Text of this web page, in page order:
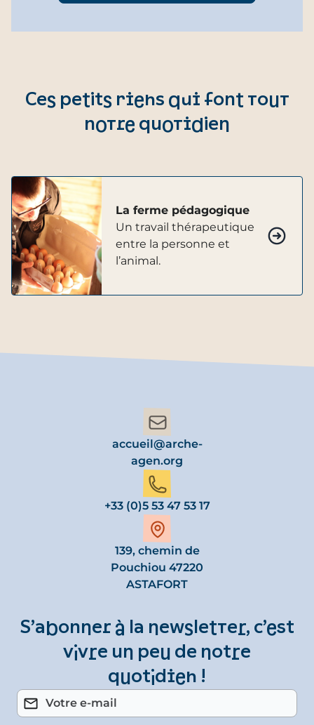
Ces petits riens qui font tout
notre quotidien
La ferme pédagogique
Un travail thérapeutique
entre la personne et
l’animal.
accueil@arche-
agen.org
+33 (0)5 53 47 53 17
139, chemin de
Pouchiou 47220
ASTAFORT
S’abonner à la newsletter, c’est
vivre un peu de notre
quotidien !